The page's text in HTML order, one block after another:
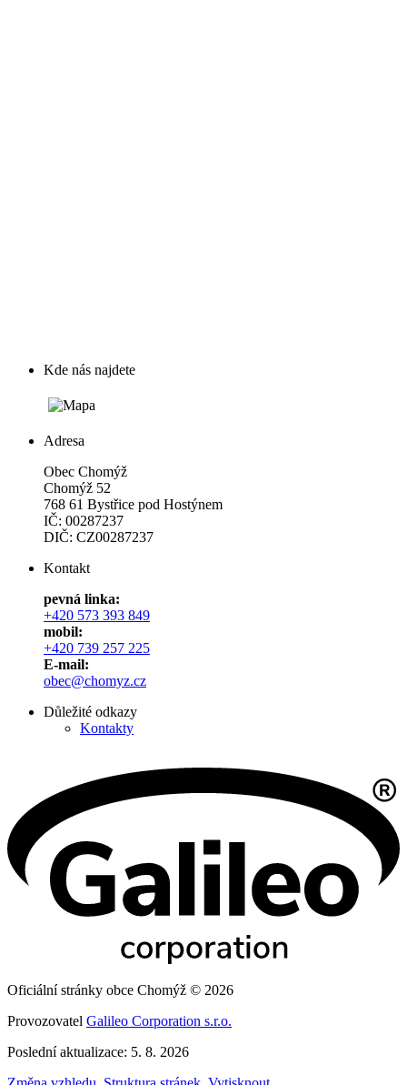
Kde nás najdete
Adresa
Obec Chomýž
Chomýž 52
768 61 Bystřice pod Hostýnem
IČ: 00287237
DIČ: CZ00287237
Kontakt
pevná linka:
+420 573 393 849
mobil:
+420 739 257 225
E-mail:
obec@chomyz.cz
Důležité odkazy
Kontakty
Oficiální stránky obce Chomýž © 2026
Provozovatel Galileo Corporation s.r.o.
Poslední aktualizace: 5. 8. 2026